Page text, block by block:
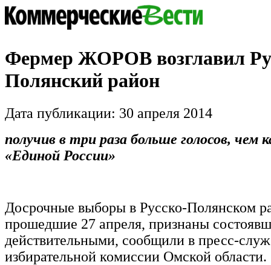
Фермер ЖОРОВ возглавил
Полянский район
Дата публикации: 30 апреля 2014
получив в три раза больше голосов, чем
«Единой России»
Досрочные выборы в Русско-Полянском
прошедшие 27 апреля, признаны
действительными, сообщили в пресс-
избирательной комиссии Омской области.